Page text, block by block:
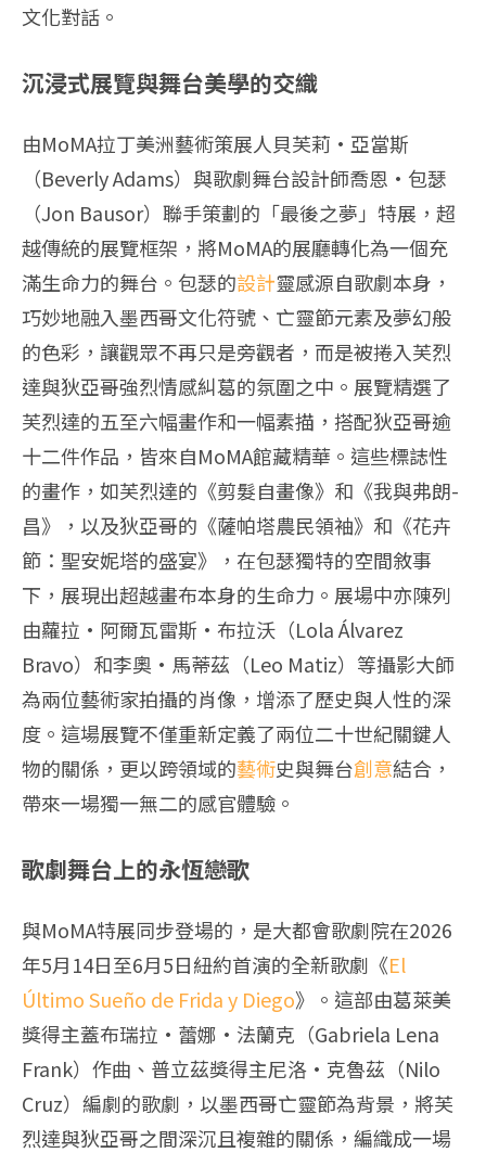
文化對話。
沉浸式展覽與舞台美學的交織
由MoMA拉丁美洲藝術策展人貝芙莉·亞當斯
（Beverly Adams）與歌劇舞台設計師喬恩·包瑟
（Jon Bausor）聯手策劃的「最後之夢」特展，超
越傳統的展覽框架，將MoMA的展廳轉化為一個充
滿生命力的舞台。包瑟的設計靈感源自歌劇本身，
巧妙地融入墨西哥文化符號、亡靈節元素及夢幻般
的色彩，讓觀眾不再只是旁觀者，而是被捲入芙烈
達與狄亞哥強烈情感糾葛的氛圍之中。展覽精選了
芙烈達的五至六幅畫作和一幅素描，搭配狄亞哥逾
十二件作品，皆來自MoMA館藏精華。這些標誌性
的畫作，如芙烈達的《剪髮自畫像》和《我與弗朗-
昌》，以及狄亞哥的《薩帕塔農民領袖》和《花卉
節：聖安妮塔的盛宴》，在包瑟獨特的空間敘事
下，展現出超越畫布本身的生命力。展場中亦陳列
由蘿拉·阿爾瓦雷斯·布拉沃（Lola Álvarez
Bravo）和李奧·馬蒂茲（Leo Matiz）等攝影大師
為兩位藝術家拍攝的肖像，增添了歷史與人性的深
度。這場展覽不僅重新定義了兩位二十世紀關鍵人
物的關係，更以跨領域的藝術史與舞台創意結合，
帶來一場獨一無二的感官體驗。
歌劇舞台上的永恆戀歌
與MoMA特展同步登場的，是大都會歌劇院在2026
年5月14日至6月5日紐約首演的全新歌劇《El
Último Sueño de Frida y Diego》。這部由葛萊美
獎得主蓋布瑞拉·蕾娜·法蘭克（Gabriela Lena
Frank）作曲、普立茲獎得主尼洛·克魯茲（Nilo
Cruz）編劇的歌劇，以墨西哥亡靈節為背景，將芙
烈達與狄亞哥之間深沉且複雜的關係，編織成一場